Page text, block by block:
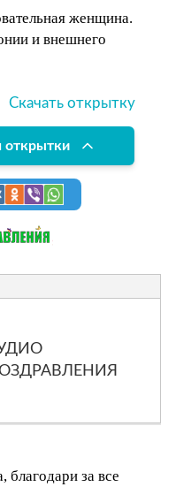
женщина.
и внешнего
Скачать открытку
открытки
благодари за все